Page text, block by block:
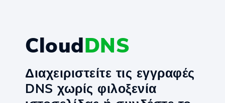
CloudDNS
Διαχειριστείτε τις εγγραφές
DNS χωρίς φιλοξενία